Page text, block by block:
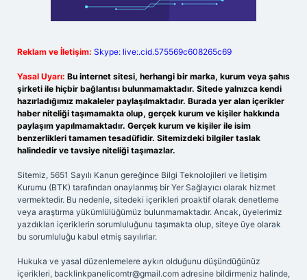
Reklam ve İletişim: Skype: live:.cid.575569c608265c69
Yasal Uyarı: Bu internet sitesi, herhangi bir marka, kurum veya şahıs
şirketi ile hiçbir bağlantısı bulunmamaktadır. Sitede yalnızca kendi
hazırladığımız makaleler paylaşılmaktadır. Burada yer alan içerikler
haber niteliği taşımamakta olup, gerçek kurum ve kişiler hakkında
paylaşım yapılmamaktadır. Gerçek kurum ve kişiler ile isim
benzerlikleri tamamen tesadüfidir. Sitemizdeki bilgiler taslak
halindedir ve tavsiye niteliği taşımazlar.
Sitemiz, 5651 Sayılı Kanun gereğince Bilgi Teknolojileri ve İletişim
Kurumu (BTK) tarafından onaylanmış bir Yer Sağlayıcı olarak hizmet
vermektedir. Bu nedenle, sitedeki içerikleri proaktif olarak denetleme
veya araştırma yükümlülüğümüz bulunmamaktadır. Ancak, üyelerimiz
yazdıkları içeriklerin sorumluluğunu taşımakta olup, siteye üye olarak
bu sorumluluğu kabul etmiş sayılırlar.
Hukuka ve yasal düzenlemelere aykırı olduğunu düşündüğünüz
içerikleri, backlinkpanelicomtr@gmail.com adresine bildirmeniz halinde,